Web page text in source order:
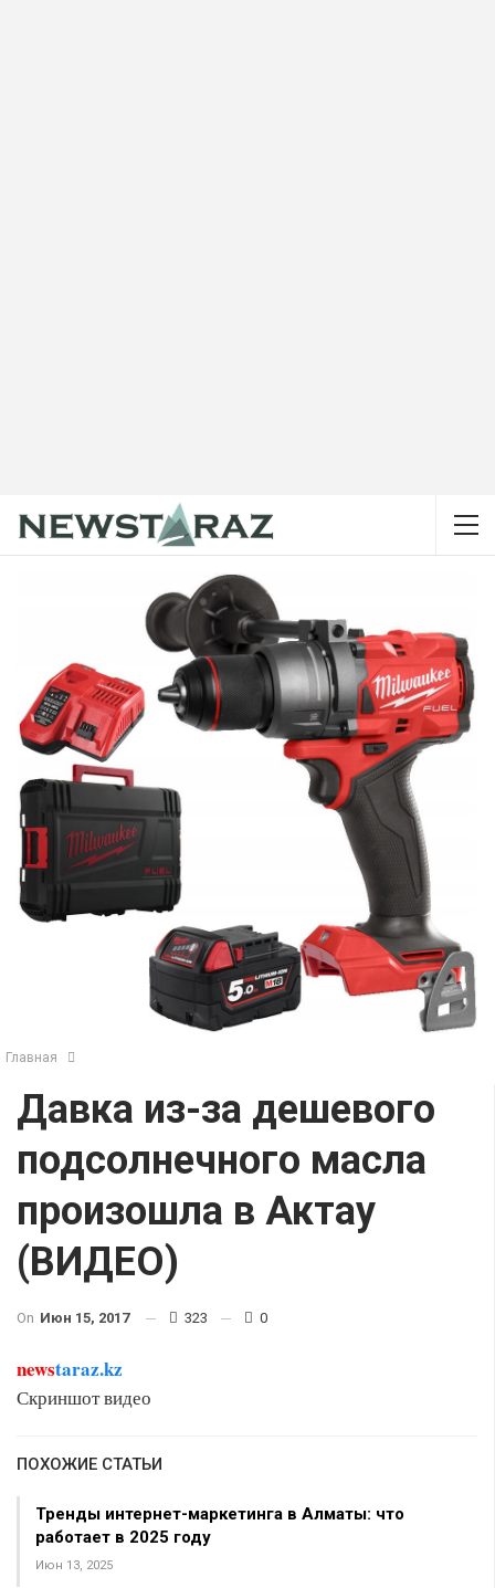
Главная
Давка из-за дешевого
подсолнечного масла
произошла в Актау
(ВИДЕО)
On Июн 15, 2017 323 0
newstaraz.kz
Скриншот видео
ПОХОЖИЕ СТАТЬИ
Тренды интернет-маркетинга в Алматы: что
работает в 2025 году
Июн 13, 2025